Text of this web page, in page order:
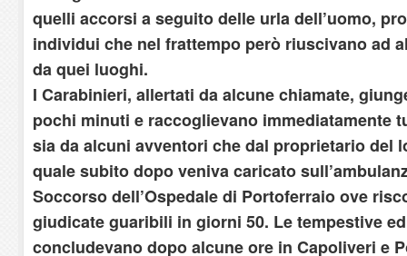
quelli accorsi a seguito delle urla dell’uomo,
individui che nel frattempo però riuscivano ad
da quei luoghi.
I Carabinieri, allertati da alcune chiamate,
pochi minuti e raccoglievano immediatamente
sia da alcuni avventori che dal proprietario del
quale subito dopo veniva caricato
Soccorso dell’Ospedale di Portoferraio ove
giudicate guaribili in giorni 50. Le tempestive
concludevano dopo alcune ore in Capoliveri e